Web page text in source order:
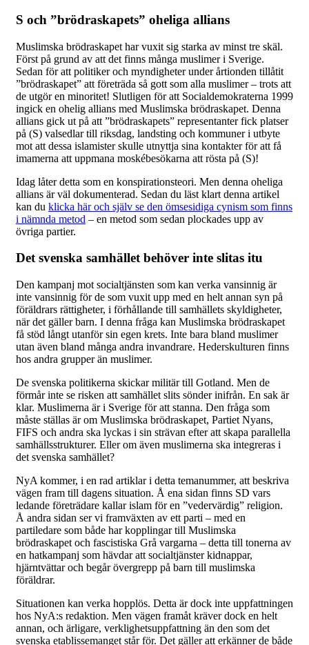
S och ”brödraskapets” oheliga allians
Muslimska brödraskapet har vuxit sig starka av minst tre skäl.
Först på grund av att det finns många muslimer i Sverige.
Sedan för att politiker och myndigheter under årtionden tillåtit
”brödraskapet” att företräda så gott som alla muslimer – trots att
de utgör en minoritet! Slutligen för att Socialdemokraterna 1999
ingick en ohelig allians med Muslimska brödraskapet. Denna
allians gick ut på att ”brödraskapets” representanter fick platser
på (S) valsedlar till riksdag, landsting och kommuner i utbyte
mot att dessa islamister skulle utnyttja sina kontakter för att få
imamerna att uppmana moskébesökarna att rösta på (S)!
Idag låter detta som en konspirationsteori. Men denna oheliga
allians är väl dokumenterad. Sedan du läst klart denna artikel
kan du klicka här och själv se den ömsesidiga cynism som finns
i nämnda metod – en metod som sedan plockades upp av
övriga partier.
Det svenska samhället behöver inte slitas itu
Den kampanj mot socialtjänsten som kan verka vansinnig är
inte vansinnig för de som vuxit upp med en helt annan syn på
föräldrars rättigheter, i förhållande till samhällets skyldigheter,
när det gäller barn. I denna fråga kan Muslimska brödraskapet
få stöd långt utanför sin egen krets. Inte bara bland muslimer
utan även bland många andra invandrare. Hederskulturen finns
hos andra grupper än muslimer.
De svenska politikerna skickar militär till Gotland. Men de
förmår inte se risken att samhället slits sönder inifrån. En sak är
klar. Muslimerna är i Sverige för att stanna. Den fråga som
måste ställas är om Muslimska brödraskapet, Partiet Nyans,
FIFS och andra ska lyckas i sin strävan efter att skapa parallella
samhällsstrukturer. Eller om även muslimerna ska integreras i
det svenska samhället?
NyA kommer, i en rad artiklar i detta temanummer, att beskriva
vägen fram till dagens situation. Å ena sidan finns SD vars
ledande företrädare kallar islam för en ”vedervärdig” religion.
Å andra sidan ser vi framväxten av ett parti – med en
partiledare som både har kopplingar till Muslimska
brödraskapet och fascistiska Grå vargarna – detta till tonerna av
en hatkampanj som hävdar att socialtjänster kidnappar,
hjärntvättar och begår övergrepp på barn till muslimska
föräldrar.
Situationen kan verka hopplös. Detta är dock inte uppfattningen
hos NyA:s redaktion. Men vägen framåt kräver dock en helt
annan, och ärligare, verklighetsuppfattning än den som det
svenska etablissemanget står för. Det gäller att erkänner de både